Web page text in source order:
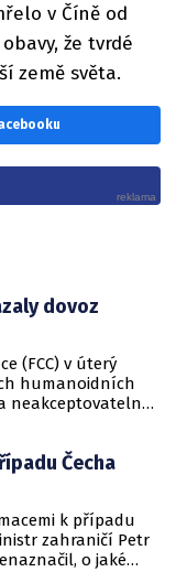
v Číně od
že tvrdé
země světa.
dovoz
(FCC) v úterý
humanoidních
neakceptovatelná
vytlačovat
Čecha
k případu
zahraničí Petr
o jaké